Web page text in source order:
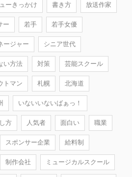
ーきっかけ 書き方 放送作家
ー 若手 若手女優
ージャー シニア世代
い方法 対策 芸能スクール
トマン 札幌 北海道
いないいないばぁっ！
方 人気者 面白い 職業
スポンサー企業 給料制
制作会社 ミュージカルスクール